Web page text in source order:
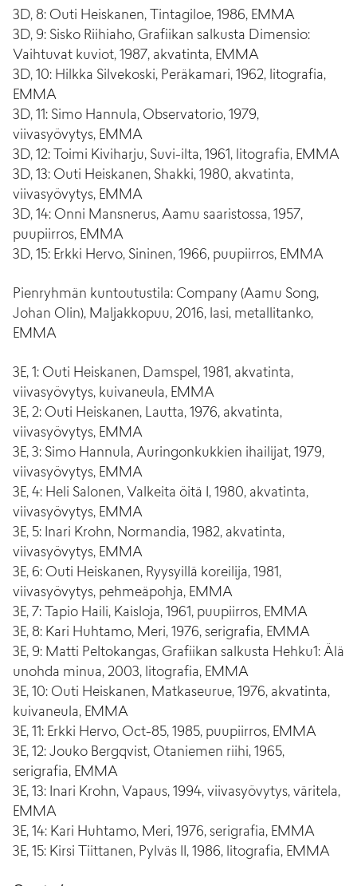
3D, 8: Outi Heiskanen, Tintagiloe, 1986, EMMA
3D, 9: Sisko Riihiaho, Grafiikan salkusta Dimensio:
Vaihtuvat kuviot, 1987, akvatinta, EMMA
3D, 10: Hilkka Silvekoski, Peräkamari, 1962, litografia,
EMMA
3D, 11: Simo Hannula, Observatorio, 1979,
viivasyövytys, EMMA
3D, 12: Toimi Kiviharju, Suvi-ilta, 1961, litografia, EMMA
3D, 13: Outi Heiskanen, Shakki, 1980, akvatinta,
viivasyövytys, EMMA
3D, 14: Onni Mansnerus, Aamu saaristossa, 1957,
puupiirros, EMMA
3D, 15: Erkki Hervo, Sininen, 1966, puupiirros, EMMA
Pienryhmän kuntoutustila: Company (Aamu Song,
Johan Olin), Maljakkopuu, 2016, lasi, metallitanko,
EMMA
3E, 1: Outi Heiskanen, Damspel, 1981, akvatinta,
viivasyövytys, kuivaneula, EMMA
3E, 2: Outi Heiskanen, Lautta, 1976, akvatinta,
viivasyövytys, EMMA
3E, 3: Simo Hannula, Auringonkukkien ihailijat, 1979,
viivasyövytys, EMMA
3E, 4: Heli Salonen, Valkeita öitä I, 1980, akvatinta,
viivasyövytys, EMMA
3E, 5: Inari Krohn, Normandia, 1982, akvatinta,
viivasyövytys, EMMA
3E, 6: Outi Heiskanen, Ryysyillä koreilija, 1981,
viivasyövytys, pehmeäpohja, EMMA
3E, 7: Tapio Haili, Kaisloja, 1961, puupiirros, EMMA
3E, 8: Kari Huhtamo, Meri, 1976, serigrafia, EMMA
3E, 9: Matti Peltokangas, Grafiikan salkusta Hehku1: Älä
unohda minua, 2003, litografia, EMMA
3E, 10: Outi Heiskanen, Matkaseurue, 1976, akvatinta,
kuivaneula, EMMA
3E, 11: Erkki Hervo, Oct-85, 1985, puupiirros, EMMA
3E, 12: Jouko Bergqvist, Otaniemen riihi, 1965,
serigrafia, EMMA
3E, 13: Inari Krohn, Vapaus, 1994, viivasyövytys, väritela,
EMMA
3E, 14: Kari Huhtamo, Meri, 1976, serigrafia, EMMA
3E, 15: Kirsi Tiittanen, Pylväs II, 1986, litografia, EMMA